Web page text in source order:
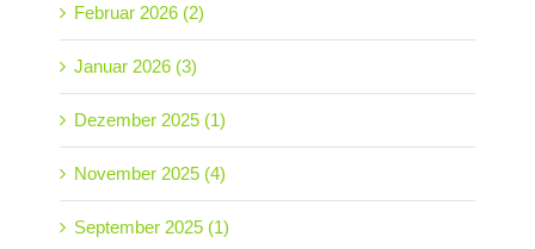
Februar 2026 (2)
Januar 2026 (3)
Dezember 2025 (1)
November 2025 (4)
September 2025 (1)